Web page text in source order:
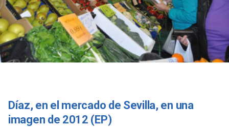
Díaz, en el mercado de Sevilla, en una
imagen de 2012 (EP)